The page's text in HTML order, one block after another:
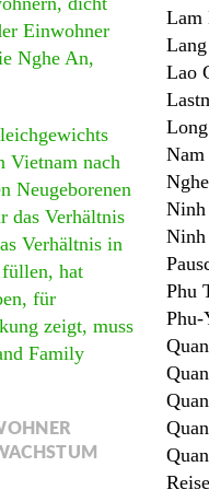
Einwohner
Nghe An,
Vietnam nach
Neugeborenen
das Verhältnis
Verhältnis in
hat
für
zeigt, muss
Family
Lam
Lao
Ninh
Phu
Phu-